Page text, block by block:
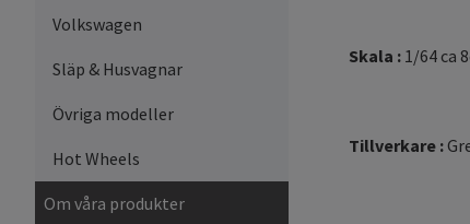
Volkswagen
Släp & Husvagnar
Övriga modeller
Hot Wheels
Om våra produkter
Skala : 1/64 ca
Tillverkare :